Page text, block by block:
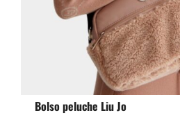
Bolso peluche Liu Jo